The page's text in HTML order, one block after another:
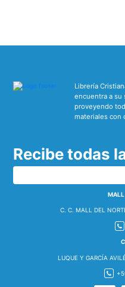
Librería
encuentra a su
proveyendo
materiales con
Recibe todas
MALL
C. C. MALL DEL
LUQUE Y GARCÍA